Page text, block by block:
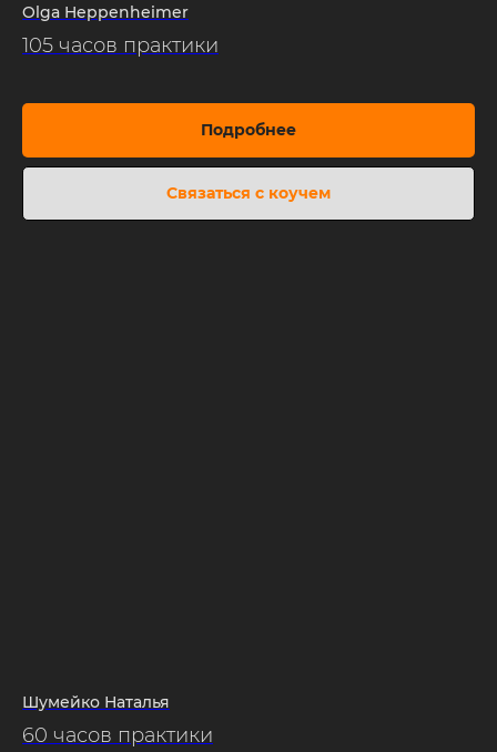
Olga Heppenheimer
105 часов практики
Подробнее
Связаться с коучем
Шумейко Наталья
60 часов практики